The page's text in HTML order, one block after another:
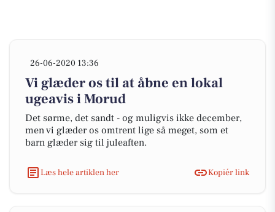
26-06-2020 13:36
Vi glæder os til at åbne en lokal
ugeavis i Morud
Det sørme, det sandt - og muligvis ikke december,
men vi glæder os omtrent lige så meget, som et
barn glæder sig til juleaften.
Læs hele artiklen her Kopiér link